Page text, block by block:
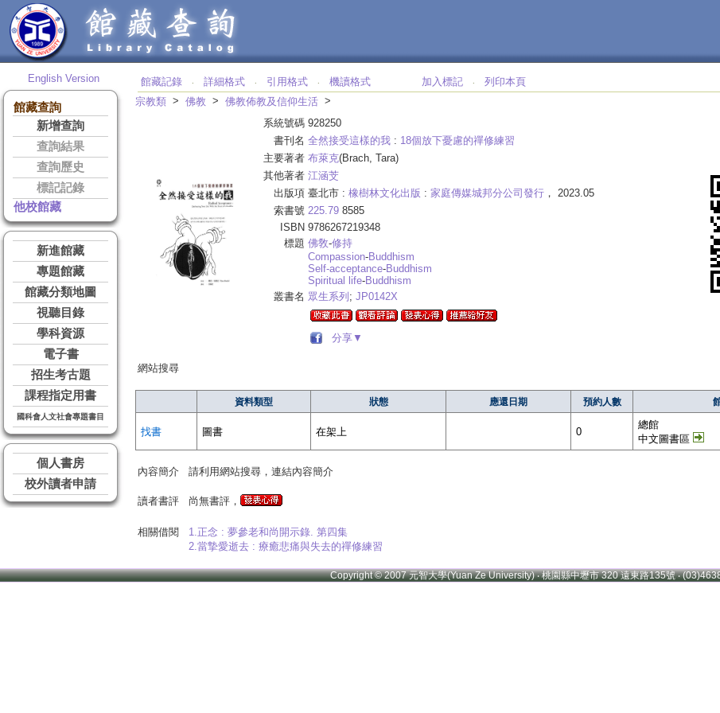
English Version
館藏查詢
新增查詢
查詢結果
查詢歷史
標記記錄
他校館藏
新進館藏
專題館藏
館藏分類地圖
視聽目錄
學科資源
電子書
招生考古題
課程指定用書
國科會人文社會專題書目
個人書房
校外讀者申請
館藏記錄 ‧ 詳細格式 ‧ 引用格式 ‧ 機讀格式 加入標記 ‧
列印本頁
宗教類 > 佛教 > 佛教佈教及信仰生活 >
系統號碼 928250
書刊名 全然接受這樣的我 : 18個放下憂慮的禪修練習
主要著者 布萊克(Brach, Tara)
其他著者 江涵芠
出版項 臺北市 : 橡樹林文化出版 : 家庭傳媒城邦分公司發行 ， 2023.05
索書號 225.79 8585
ISBN 9786267219348
標題 佛敎-修持
Compassion-Buddhism
Self-acceptance-Buddhism
Spiritual life-Buddhism
叢書名 眾生系列 ; JP0142X
分享▼
網站搜尋
資料類型 狀態 應還日期 預約人數
找書 圖書 在架上 0
總館
中文圖書區
內容簡介 請利用網站搜尋，連結內容簡介
讀者書評 尚無書評，
相關借閱
1.正念 : 夢參老和尚開示錄. 第四集
2.當摯愛逝去 : 療癒悲痛與失去的禪修練習
Copyright © 2007 元智大學(Yuan Ze University) ‧ 桃園縣中壢市 320 遠東路135號 ‧